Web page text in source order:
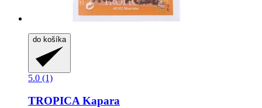
do košíka
5.0 (1)
TROPICA Kapara